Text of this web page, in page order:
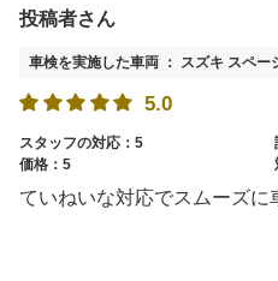
投稿者さん
車検を実施した車両 ： スズキ スペー
5.0
スタッフの対応：5
価格：5
ていねいな対応でスムーズに